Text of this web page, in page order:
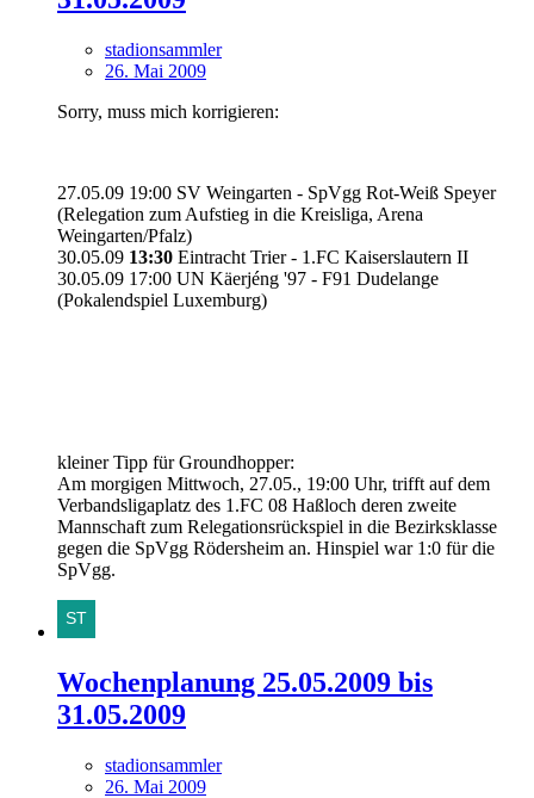
stadionsammler
26. Mai 2009
Sorry, muss mich korrigieren:
27.05.09 19:00 SV Weingarten - SpVgg Rot-Weiß Speyer
(Relegation zum Aufstieg in die Kreisliga, Arena
Weingarten/Pfalz)
30.05.09 13:30 Eintracht Trier - 1.FC Kaiserslautern II
30.05.09 17:00 UN Käerjéng '97 - F91 Dudelange
(Pokalendspiel Luxemburg)
kleiner Tipp für Groundhopper:
Am morgigen Mittwoch, 27.05., 19:00 Uhr, trifft auf dem
Verbandsligaplatz des 1.FC 08 Haßloch deren zweite
Mannschaft zum Relegationsrückspiel in die Bezirksklasse
gegen die SpVgg Rödersheim an. Hinspiel war 1:0 für die
SpVgg.
Wochenplanung 25.05.2009 bis
31.05.2009
stadionsammler
26. Mai 2009